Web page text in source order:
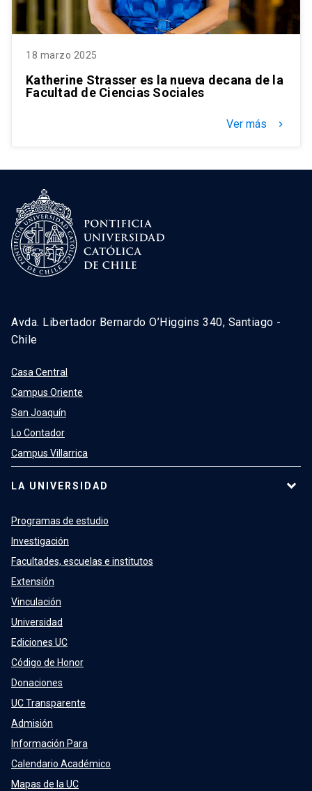
18 marzo 2025
Katherine Strasser es la nueva decana de la
Facultad de Ciencias Sociales
Ver más keyboard_arrow_right
Avda. Libertador Bernardo O’Higgins 340, Santiago -
Chile
Casa Central
Campus Oriente
San Joaquín
Lo Contador
Campus Villarrica
LA UNIVERSIDAD
Programas de estudio
Investigación
Facultades, escuelas e institutos
Extensión
Vinculación
Universidad
Ediciones UC
Código de Honor
Donaciones
UC Transparente
Admisión
Información Para
Calendario Académico
Mapas de la UC